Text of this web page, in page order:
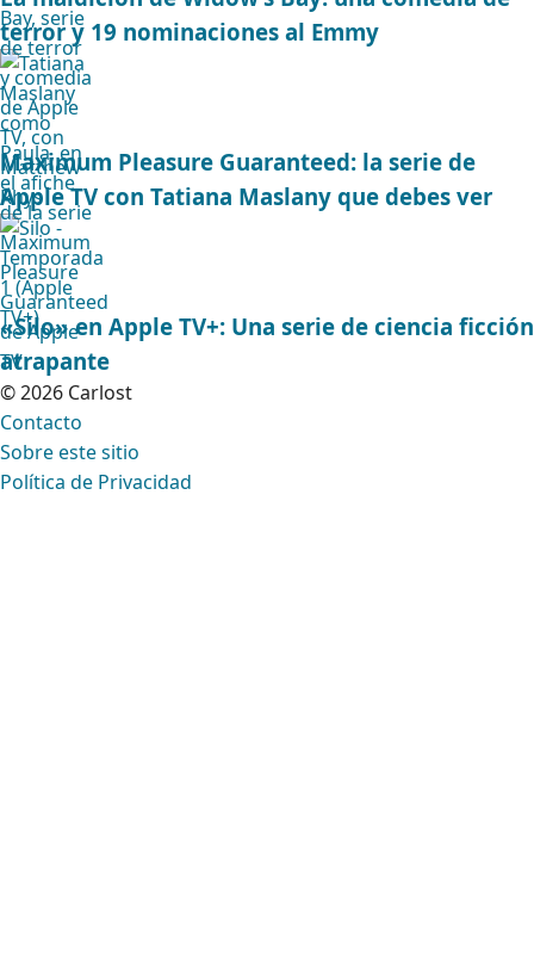
terror y 19 nominaciones al Emmy
Maximum Pleasure Guaranteed: la serie de
Apple TV con Tatiana Maslany que debes ver
«Silo» en Apple TV+: Una serie de ciencia ficción
atrapante
© 2026 Carlost
Contacto
Sobre este sitio
Política de Privacidad